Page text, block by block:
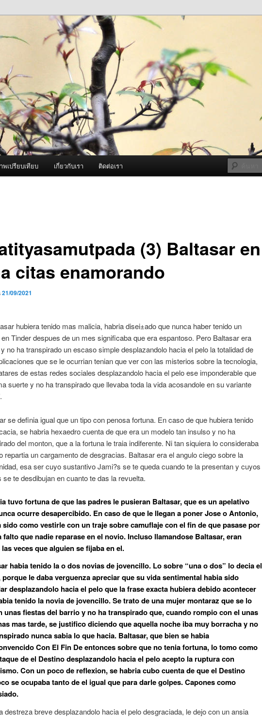
งพ่นหมอกควัน Best Fogger /
ละ อะไหล่
ณภาพดี บริการด้วยความจริงใจ
พเปรียบเทียบ เกี่ยวกับเรา ติดต่อเรา
(3) Baltasar en
citas enamorando
21/09/2021
hubiera tenido mas malicia, habria disei±ado que nunca haber tenido un
Tinder despues de un mes significaba que era espantoso. Pero Baltasar era
no ha transpirado un escaso simple desplazandolo hacia el pelo la totalidad de
que se le ocurrian tenian que ver con las misterios sobre la tecnologia,
de estas redes sociales desplazandolo hacia el pelo ese imponderable que
suerte y no ha transpirado que llevaba toda la vida acosandole en su variante
se definia igual que un tipo con penosa fortuna. En caso de que hubiera tenido
se habria hexaedro cuenta de que era un modelo tan insulso y no ha
del monton, que a la fortuna le traia indiferente. Ni tan siquiera lo consideraba
repartia un cargamento de desgracias. Baltasar era el angulo ciego sobre la
esa ser cuyo sustantivo Jami?s se te queda cuando te la presentan y cuyos
se te desdibujan en cuanto te das la revuelta.
tuvo fortuna de que las padres le pusieran Baltasar, que es un apelativo
ocurre desapercibido. En caso de que le llegan a poner Jose o Antonio,
sido como vestirle con un traje sobre camuflaje con el fin de que pasase por
falto que nadie reparase en el novio. Incluso llamandose Baltasar, eran
veces que alguien se fijaba en el.
habia tenido la o dos novias de jovencillo. Lo sobre “una o dos” lo decia el
porque le daba verguenza apreciar que su vida sentimental habia sido
desplazandolo hacia el pelo que la frase exacta hubiera debido acontecer
tenido la novia de jovencillo. Se trato de una mujer montaraz que se lo
unas fiestas del barrio y no ha transpirado que, cuando rompio con el unas
mas tarde, se justifico diciendo que aquella noche iba muy borracha y no
nunca sabia lo que hacia. Baltasar, que bien se habia
Con El Fin De entonces sobre que no tenia fortuna, lo tomo como
de el Destino desplazandolo hacia el pelo acepto la ruptura con
Con un poco de reflexion, se habria cubo cuenta de que el Destino
se ocupaba tanto de el igual que para darle golpes. Capones como
destreza breve desplazandolo hacia el pelo desgraciada, le dejo con un ansia